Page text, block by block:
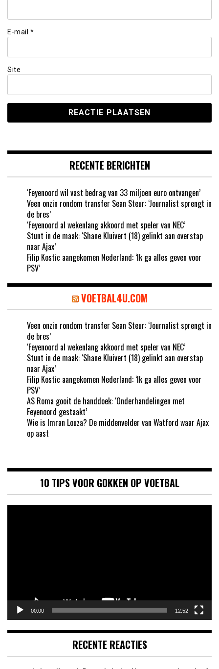
E-mail *
Site
RECENTE BERICHTEN
‘Feyenoord wil vast bedrag van 33 miljoen euro ontvangen’
Veen onzin rondom transfer Sean Steur: ‘Journalist sprengt in
de bres’
‘Feyenoord al wekenlang akkoord met speler van NEC’
Stunt in de maak: ‘Shane Kluivert (18) gelinkt aan overstap
naar Ajax’
Filip Kostic aangekomen Nederland: ‘Ik ga alles geven voor
PSV’
VOETBAL4U.COM
Veen onzin rondom transfer Sean Steur: ‘Journalist sprengt in
de bres’
‘Feyenoord al wekenlang akkoord met speler van NEC’
Stunt in de maak: ‘Shane Kluivert (18) gelinkt aan overstap
naar Ajax’
Filip Kostic aangekomen Nederland: ‘Ik ga alles geven voor
PSV’
AS Roma gooit de handdoek: ‘Onderhandelingen met
Feyenoord gestaakt’
Wie is Imran Louza? De middenvelder van Watford waar Ajax
op aast
10 TIPS VOOR GOKKEN OP VOETBAL
00:00 12:52
RECENTE REACTIES